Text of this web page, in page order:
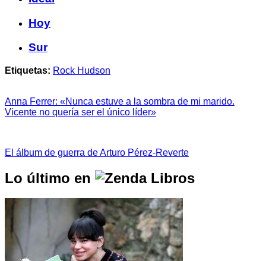
Hoy
Sur
Etiquetas: Rock Hudson
Anna Ferrer: «Nunca estuve a la sombra de mi marido.
Vicente no quería ser el único líder»
El álbum de guerra de Arturo Pérez-Reverte
Lo último en